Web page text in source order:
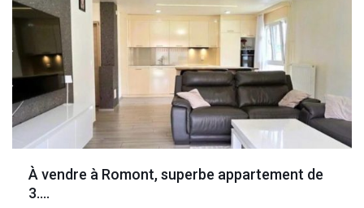
À vendre à Romont, superbe appartement de
3....